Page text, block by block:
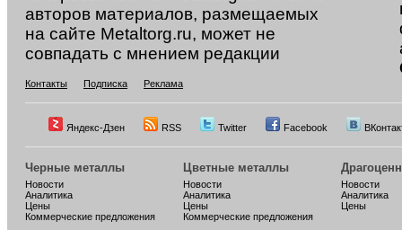
авторов материалов, размещаемых
на сайте Metaltorg.ru, может не
совпадать с мнением редакции
Контакты Подписка Реклама
Яндекс-Дзен RSS Twitter Facebook
Черные металлы
Новости
Аналитика
Цены
Коммерческие предложения
Цветные металлы
Новости
Аналитика
Цены
Коммерческие предложения
Новости
Аналитика
Цены